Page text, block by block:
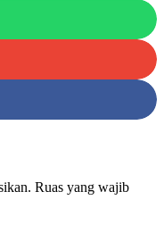
Ruas yang wajib